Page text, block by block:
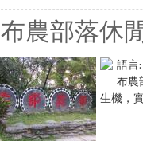
布農部落休
語言:
布農
生機，